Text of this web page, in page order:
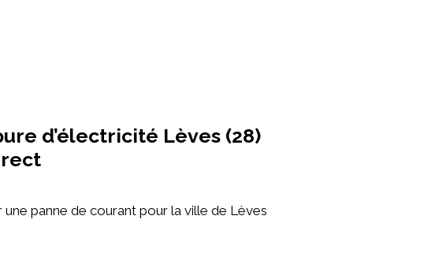
d’électricité Lèves (28)
une panne de courant pour la ville de Lèves